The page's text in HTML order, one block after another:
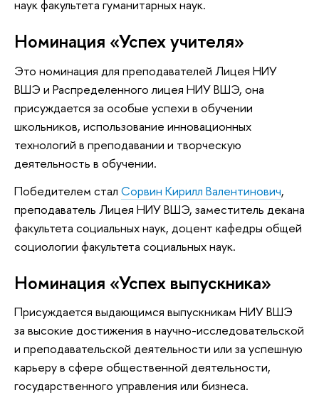
наук факультета гуманитарных наук.
Номинация «Успех учителя»
Это номинация для преподавателей Лицея НИУ
ВШЭ и Распределенного лицея НИУ ВШЭ, она
присуждается за особые успехи в обучении
школьников, использование инновационных
технологий в преподавании и творческую
деятельность в обучении.
Победителем стал Сорвин Кирилл Валентинович,
преподаватель Лицея НИУ ВШЭ, заместитель декана
факультета социальных наук, доцент кафедры общей
социологии факультета социальных наук.
Номинация «Успех выпускника»
Присуждается выдающимся выпускникам НИУ ВШЭ
за высокие достижения в научно-исследовательской
и преподавательской деятельности или за успешную
карьеру в сфере общественной деятельности,
государственного управления или бизнеса.